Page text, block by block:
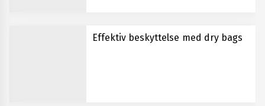
Effektiv beskyttelse med dry bags